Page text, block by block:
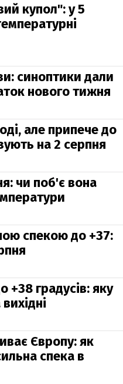
купол": у 5
синоптики дали
нового тижня
але припече до
на 2 серпня
чи поб'є вона
спекою до +37:
+38 градусів: яку
Європу: як
спека в